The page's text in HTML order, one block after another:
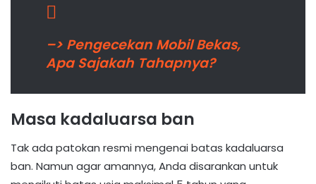
–> Pengecekan Mobil Bekas,
Apa Sajakah Tahapnya?
Masa kadaluarsa ban
Tak ada patokan resmi mengenai batas kadaluarsa
ban. Namun agar amannya, Anda disarankan untuk